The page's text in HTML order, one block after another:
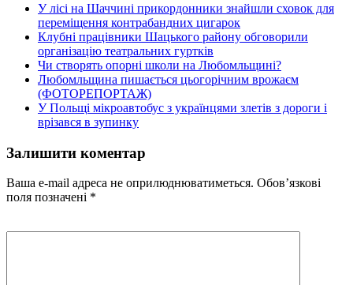
У лісі на Шаччині прикордонники знайшли сховок для
переміщення контрабандних цигарок
Клубні працівники Шацького району обговорили
організацію театральних гуртків
Чи створять опорні школи на Любомльщині?
Любомльщина пишається цьогорічним врожаєм
(ФОТОРЕПОРТАЖ)
У Польщі мікроавтобус з українцями злетів з дороги і
врізався в зупинку
Залишити коментар
Ваша e-mail адреса не оприлюднюватиметься. Обов’язкові
поля позначені *